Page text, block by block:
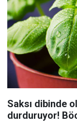
Saksı dibinde
durduruyor!